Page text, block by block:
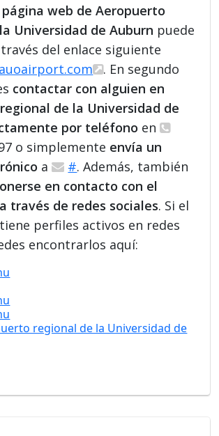
página web de Aeropuerto
Universidad de Auburn puede
del enlace siguiente
. En segundo
contactar con alguien en
de la Universidad de
por teléfono en
o simplemente envía un
a #. Además, también
en contacto con el
través de redes sociales. Si el
perfiles activos en redes
encontrarlos aquí:
regional de la Universidad de